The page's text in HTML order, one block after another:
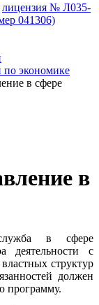
лицензия № Л035-
041306)
по экономике
в сфере
в
в сфере
деятельности с
структур
должен
программу.